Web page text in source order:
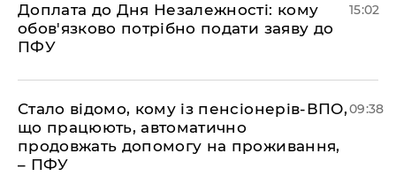
Доплата до Дня Незалежності: кому
обов'язково потрібно подати заяву до
ПФУ
15:02
Стало відомо, кому із пенсіонерів-ВПО,
що працюють, автоматично
продовжать допомогу на проживання,
– ПФУ
09:38